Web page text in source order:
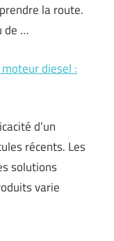
la route.
de …
diesel :
d’un
récents. Les
solutions
varie